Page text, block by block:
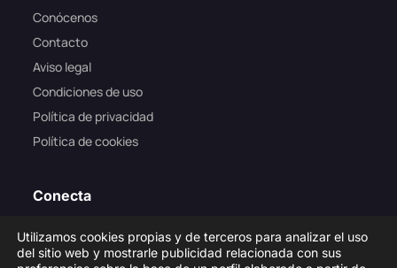
Conócenos
Contacto
Aviso legal
Condiciones de uso
Política de privacidad
Política de cookies
Conecta
Utilizamos cookies propias y de terceros para analizar el uso
del sitio web y mostrarle publicidad relacionada con sus